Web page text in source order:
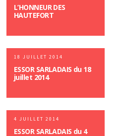
L’HONNEUR DES
HAUTEFORT
18 JUILLET 2014
ESSOR SARLADAIS du 18
juillet 2014
4 JUILLET 2014
ESSOR SARLADAIS du 4